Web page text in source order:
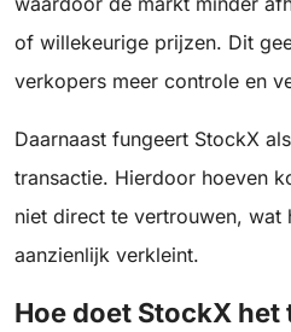
of willekeurige prijzen. Dit
verkopers meer controle en
Daarnaast fungeert StockX
transactie. Hierdoor hoeven
niet direct te vertrouwen, wat
aanzienlijk verkleint.
Hoe doet StockX